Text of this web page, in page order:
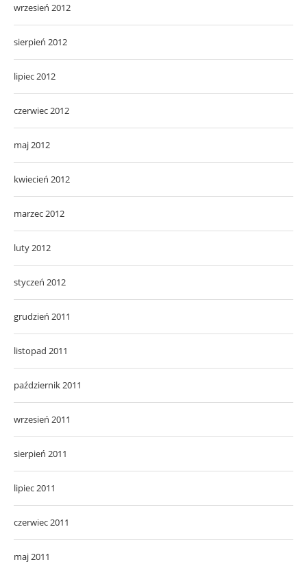
wrzesień 2012
sierpień 2012
lipiec 2012
czerwiec 2012
maj 2012
kwiecień 2012
marzec 2012
luty 2012
styczeń 2012
grudzień 2011
listopad 2011
październik 2011
wrzesień 2011
sierpień 2011
lipiec 2011
czerwiec 2011
maj 2011